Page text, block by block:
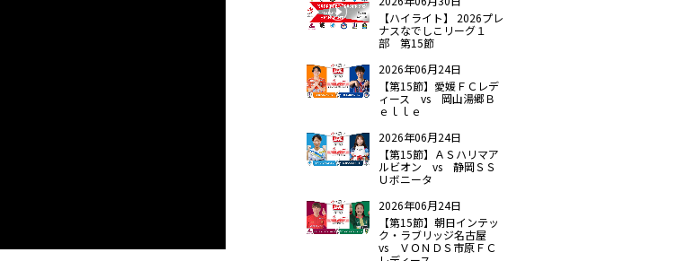
【ハイライト】 2026プレ
ナスなでしこリーグ１
部 第15節
2026年06月24日
【第15節】愛媛ＦＣレデ
ィース vs 岡山湯郷Ｂ
ｅｌｌｅ
2026年06月24日
【第15節】ＡＳハリマア
ルビオン vs 静岡ＳＳ
Ｕボニータ
2026年06月24日
【第15節】朝日インテッ
ク・ラブリッジ名古屋
vs ＶＯＮＤＳ市原ＦＣ